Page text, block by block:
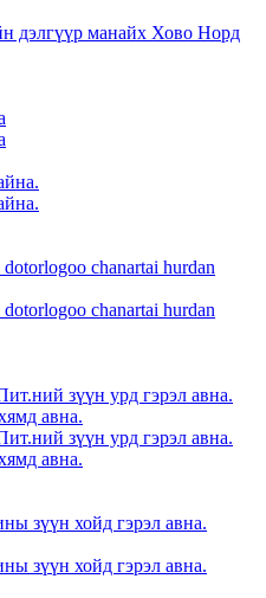
дэлгүүр манайх Хово Норд
chanartai hurdan
chanartai hurdan
зүүн урд гэрэл авна.
авна.
зүүн урд гэрэл авна.
авна.
зүүн хойд гэрэл авна.
зүүн хойд гэрэл авна.